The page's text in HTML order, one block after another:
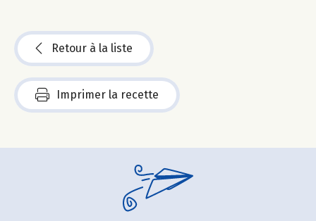
Retour à la liste
Imprimer la recette